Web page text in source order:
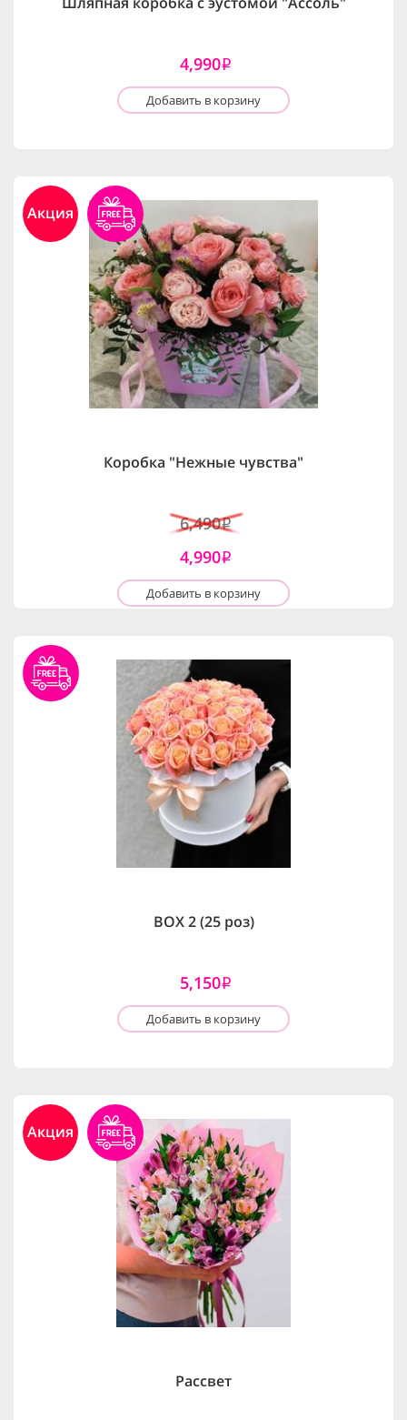
4,990i
Добавить в корзину
Акция
Коробка "Нежные чувства"
6,490i
4,990i
Добавить в корзину
BOX 2 (25 роз)
5,150i
Добавить в корзину
Акция
Рассвет